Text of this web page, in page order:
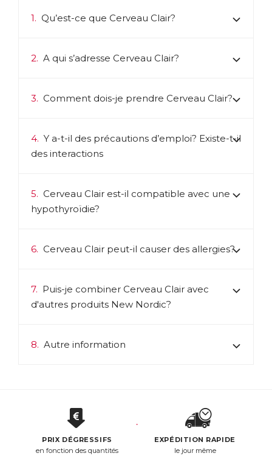
1. Qu’est-ce que Cerveau Clair?
2. A qui s’adresse Cerveau Clair?
3. Comment dois-je prendre Cerveau Clair?
4. Y a-t-il des précautions d’emploi? Existe-t-il
des interactions
5. Cerveau Clair est-il compatible avec une
hypothyroïdie?
6. Cerveau Clair peut-il causer des allergies?
7. Puis-je combiner Cerveau Clair avec
d'autres produits New Nordic?
8. Autre information
PRIX DÉGRESSIFS
en fonction des quantités
EXPÉDITION RAPIDE
le jour même